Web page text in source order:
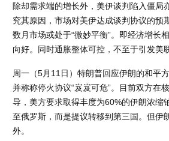
除却需求端的增长外，美伊谈判陷入僵局
究其原因，市场对美伊达成谈判协议的预
数月市场或处于“微妙平衡”。即经济增长
向好。同时通胀整体可控，不至于引发美
周一（5月11日）特朗普回应伊朗的和平方
并称称停火协议“岌岌可危”。目前双方在
导，美方要求取得丰度为60%的伊朗浓缩
至俄罗斯，而是提议转移到第三国。但伊
外。